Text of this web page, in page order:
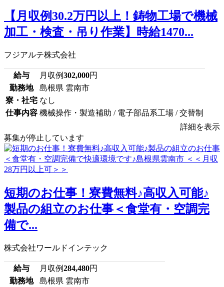
【月収例30.2万円以上！鋳物工場で機械
加工・検査・吊り作業】時給1470...
フジアルテ株式会社
給与 月収例302,000円
勤務地
島根県 雲南市
寮・社宅 なし
仕事内容 機械操作・製造補助 / 電子部品系工場 / 交替制
詳細を表示
募集が停止しています
短期のお仕事！寮費無料♪高収入可能♪
製品の組立のお仕事＜食堂有・空調完
備で...
株式会社ワールドインテック
給与 月収例284,480円
勤務地
島根県 雲南市